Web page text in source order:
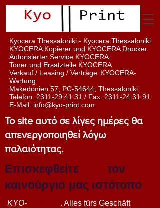
Kyocera Thessaloniki - Kyocera Thessaloniki
KYOCERA Kopierer und KYOCERA Drucker
Autorisierter Service KYOCERA
Toner und Ersatzteile KYOCERA
Verkauf / Leasing / Verträge KYOCERA-
Wartung
Makedonien 57, PC-54644, Thessaloniki
Telefon: 2311-29.41.31 / Fax: 2311-24.31.91
E-Mail: info@kyo-print.com
KYO- . Alles fürs Geschäft
Το site αυτό σε λίγες ημέρες θα
απενεργοποιηθεί λόγω
παλαιότητας.
Επισκεφθείτε
τον
καινούργιο μας ιστότοπο